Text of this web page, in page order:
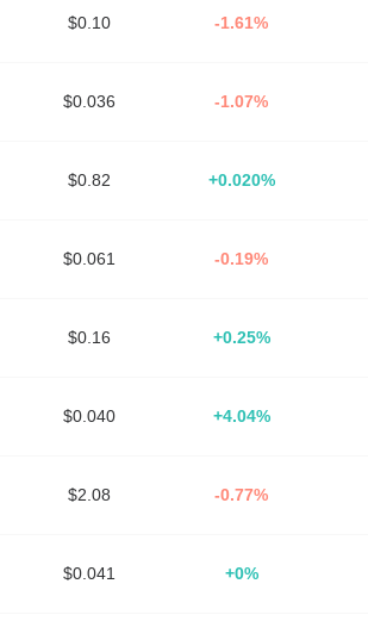
$0.10 -1.61%
$0.036 -1.07%
$0.82 +0.020%
$0.061 -0.19%
$0.16 +0.25%
$0.040 +4.04%
$2.08 -0.77%
$0.041 +0%